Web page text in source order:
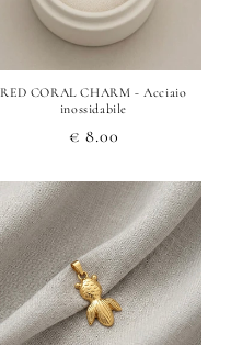
RED CORAL CHARM - Acciaio
inossidabile
Prezzo
listino
€ 8.00